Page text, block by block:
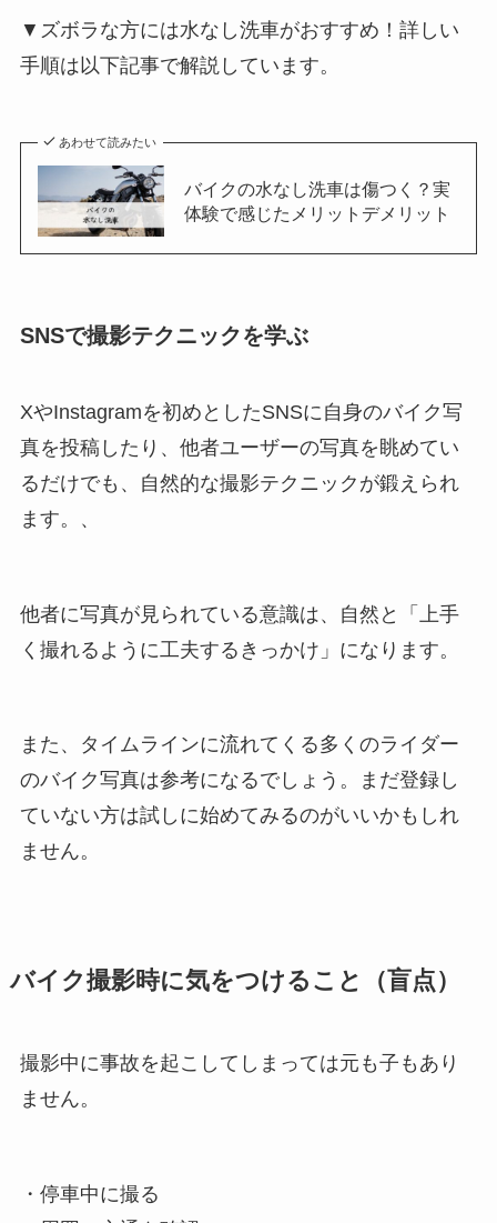
▼ズボラな方には水なし洗車がおすすめ！詳しい
手順は以下記事で解説しています。
あわせて読みたい
バイクの水なし洗車は傷つく？実
体験で感じたメリットデメリット
SNSで撮影テクニックを学ぶ
XやInstagramを初めとしたSNSに自身のバイク写
真を投稿したり、他者ユーザーの写真を眺めてい
るだけでも、自然的な撮影テクニックが鍛えられ
ます。、
他者に写真が見られている意識は、自然と「上手
く撮れるように工夫するきっかけ」になります。
また、タイムラインに流れてくる多くのライダー
のバイク写真は参考になるでしょう。まだ登録し
ていない方は試しに始めてみるのがいいかもしれ
ません。
バイク撮影時に気をつけること（盲点）
撮影中に事故を起こしてしまっては元も子もあり
ません。
・停車中に撮る